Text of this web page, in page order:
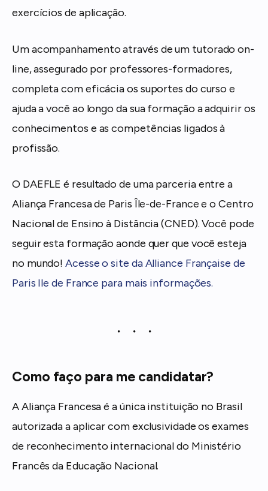
exercícios de aplicação.
Um acompanhamento através de um tutorado on-
line, assegurado por professores-formadores,
completa com eficácia os suportes do curso e
ajuda a você ao longo da sua formação a adquirir os
conhecimentos e as competências ligados à
profissão.
O DAEFLE é resultado de uma parceria entre a
Aliança Francesa de Paris Île-de-France e o Centro
Nacional de Ensino à Distância (CNED). Você pode
seguir esta formação aonde quer que você esteja
no mundo!Acesse o site da Alliance Française de
Paris Ile de France para mais informações.
Como faço para me candidatar?
A Aliança Francesa é a única instituição no Brasil
autorizada a aplicar com exclusividade os exames
de reconhecimento internacional do Ministério
Francês da Educação Nacional.